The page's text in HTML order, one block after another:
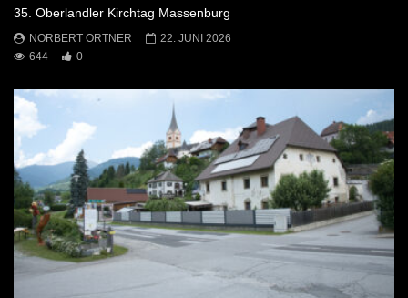
35. Oberlandler Kirchtag Massenburg
NORBERT ORTNER
22. JUNI 2026
644
0